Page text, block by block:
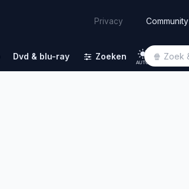
Privacy Community
Dvd & blu-ray Zoeken
AUTO